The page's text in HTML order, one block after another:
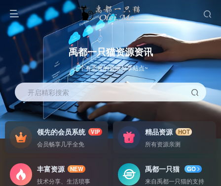
禹都一只猫资源资讯
一个有态度的资源分享站点~
开启精彩搜索
领先的会员系统
VIP
会员畅享几乎全免
精品资源
HOT
所有资源亲测
丰富资源
NEW
技术分享、生活琐事
禹都一只猫
GO
来自禹都一只猫的支持